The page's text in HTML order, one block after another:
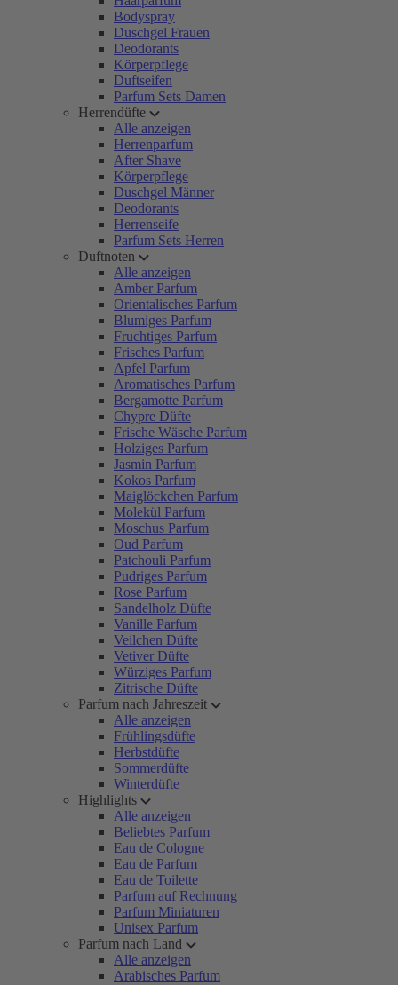
Bodyspray
Duschgel Frauen
Deodorants
Körperpflege
Duftseifen
Parfum Sets Damen
Herrendüfte
Alle anzeigen
Herrenparfum
After Shave
Körperpflege
Duschgel Männer
Deodorants
Herrenseife
Parfum Sets Herren
Duftnoten
Alle anzeigen
Amber Parfum
Orientalisches Parfum
Blumiges Parfum
Fruchtiges Parfum
Frisches Parfum
Apfel Parfum
Aromatisches Parfum
Bergamotte Parfum
Chypre Düfte
Frische Wäsche Parfum
Holziges Parfum
Jasmin Parfum
Kokos Parfum
Maiglöckchen Parfum
Molekül Parfum
Moschus Parfum
Oud Parfum
Patchouli Parfum
Pudriges Parfum
Rose Parfum
Sandelholz Düfte
Vanille Parfum
Veilchen Düfte
Vetiver Düfte
Würziges Parfum
Zitrische Düfte
Parfum nach Jahreszeit
Alle anzeigen
Frühlingsdüfte
Herbstdüfte
Sommerdüfte
Winterdüfte
Highlights
Alle anzeigen
Beliebtes Parfum
Eau de Cologne
Eau de Parfum
Eau de Toilette
Parfum auf Rechnung
Parfum Miniaturen
Unisex Parfum
Parfum nach Land
Alle anzeigen
Arabisches Parfum